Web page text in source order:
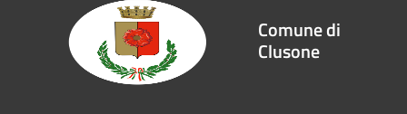
Comune di
Clusone